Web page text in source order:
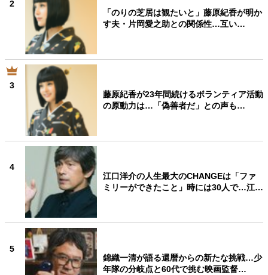
2
「のりの芝居は観たいと」藤原紀香が明か
す夫・片岡愛之助との関係性…互い…
3
藤原紀香が23年間続けるボランティア活動
の原動力は…「偽善者だ」との声も…
4
江口洋介の人生最大のCHANGEは「ファ
ミリーができたこと」時には30人で…江…
5
錦織一清が語る還暦からの新たな挑戦…少
年隊の分岐点と60代で挑む映画監督…